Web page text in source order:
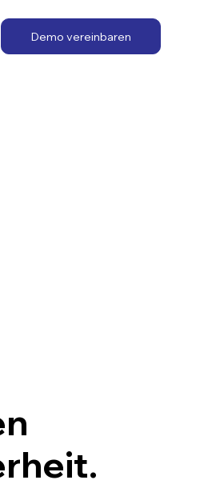
Demo vereinbaren